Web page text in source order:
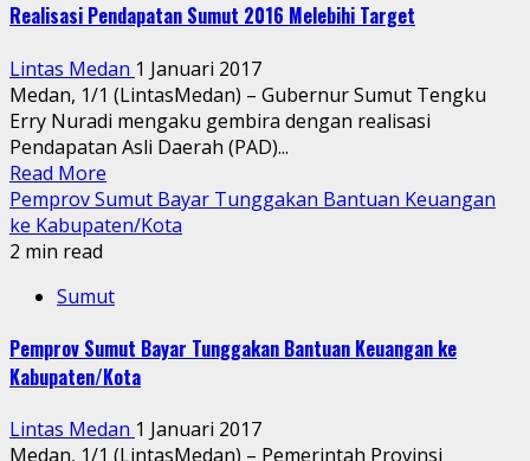
Realisasi Pendapatan Sumut 2016 Melebihi Target
Lintas Medan 1 Januari 2017
Medan, 1/1 (LintasMedan) – Gubernur Sumut Tengku
Erry Nuradi mengaku gembira dengan realisasi
Pendapatan Asli Daerah (PAD)...
Read More
Pemprov Sumut Bayar Tunggakan Bantuan Keuangan
ke Kabupaten/Kota
2 min read
Sumut
Pemprov Sumut Bayar Tunggakan Bantuan Keuangan ke
Kabupaten/Kota
Lintas Medan 1 Januari 2017
Medan, 1/1 (LintasMedan) – Pemerintah Provinsi